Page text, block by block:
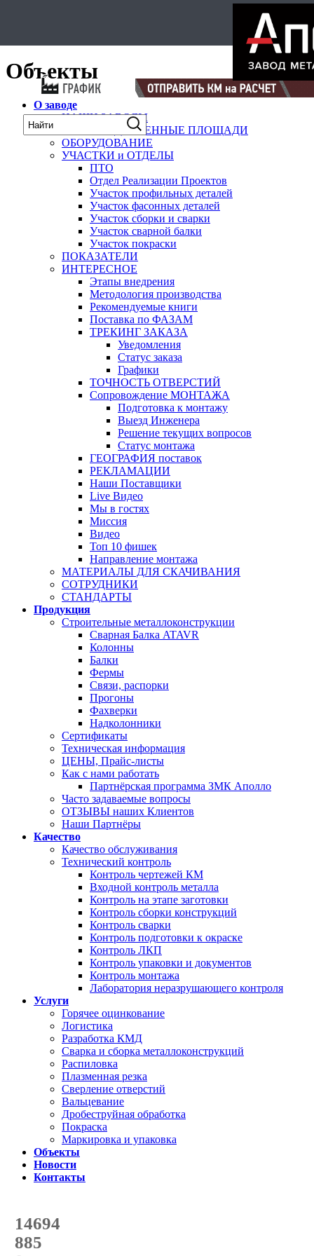
Объекты
О заводе
НАШИ ЗАВОДЫ
ПРОИЗВОДСТВЕННЫЕ ПЛОЩАДИ
ОБОРУДОВАНИЕ
УЧАСТКИ и ОТДЕЛЫ
ПТО
Отдел Реализации Проектов
Участок профильных деталей
Участок фасонных деталей
Участок сборки и сварки
Участок сварной балки
Участок покраски
ПОКАЗАТЕЛИ
ИНТЕРЕСНОЕ
Этапы внедрения
Методология производства
Рекомендуемые книги
Поставка по ФАЗАМ
ТРЕКИНГ ЗАКАЗА
Уведомления
Статус заказа
Графики
ТОЧНОСТЬ ОТВЕРСТИЙ
Сопровождение МОНТАЖА
Подготовка к монтажу
Выезд Инженера
Решение текущих вопросов
Статус монтажа
ГЕОГРАФИЯ поставок
РЕКЛАМАЦИИ
Наши Поставщики
Live Видео
Мы в гостях
Миссия
Видео
Топ 10 фишек
Направление монтажа
МАТЕРИАЛЫ ДЛЯ СКАЧИВАНИЯ
СОТРУДНИКИ
СТАНДАРТЫ
Продукция
Строительные металлоконструкции
Сварная Балка ATAVR
Колонны
Балки
Фермы
Связи, распорки
Прогоны
Фахверки
Надколонники
Сертификаты
Техническая информация
ЦЕНЫ, Прайс-листы
Как с нами работать
Партнёрская программа ЗМК Аполло
Часто задаваемые вопросы
ОТЗЫВЫ наших Клиентов
Наши Партнёры
Качество
Качество обслуживания
Технический контроль
Контроль чертежей КМ
Входной контроль металла
Контроль на этапе заготовки
Контроль сборки конструкций
Контроль сварки
Контроль подготовки к окраске
Контроль ЛКП
Контроль упаковки и документов
Контроль монтажа
Лаборатория неразрушающего контроля
Услуги
Горячее оцинкование
Логистика
Разработка КМД
Сварка и сборка металлоконструкций
Распиловка
Плазменная резка
Сверление отверстий
Вальцевание
Дробеструйная обработка
Покраска
Маркировка и упаковка
Объекты
Новости
Контакты
14694
с начала года
885
с начала месяца